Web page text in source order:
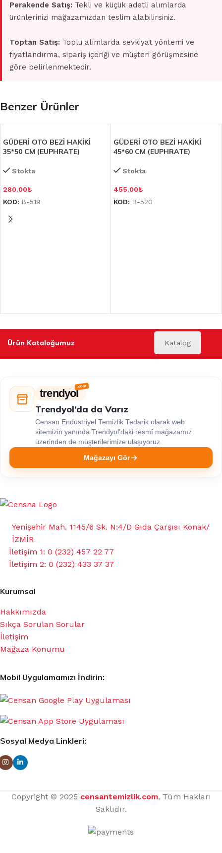
Perakende Satış: Tekli ve küçük adetli alımlarda
ürünlerinizi mağazamızdan teslim alabilirsiniz.
Toptan Satış: Toplu alımlarda sevkiyat yöntemi ve
fiyatlandırma, sipariş içeriği ve müşteri görüşmesine
göre belirlenmektedir.
Benzer Ürünler
GÜDERİ OTO BEZİ HAKİKİ
35*50 CM (EUPHRATE)
Stokta
280.00₺
KOD: B-519
GÜDERİ OTO BEZİ HAKİKİ
45*60 CM (EUPHRATE)
Stokta
455.00₺
KOD: B-520
Ürün Kataloğumuz Katalog
trendyol
Trendyol’da da Varız
Censan Endüstriyel Temizlik Tedarik olarak web
sitemizin yanında Trendyol’daki resmî mağazamız
üzerinden de müşterilerimize ulaşıyoruz.
Mağazayı Gör
Yenişehir Mah. 1145/6 Sk. N:4/D Gıda Çarşısı Konak/
İZMİR
İletişim 1: 0 (232) 457 22 77
İletişim 2: 0 (232) 433 37 37
Kurumsal
Hakkımızda
Sıkça Sorulan Sorular
İletişim
Mağaza Konumu
Mobil Uygulamamızı İndirin:
Sosyal Medya Linkleri:
Copyright © 2025 censantemizlik.com, Tüm Hakları
Saklıdır.